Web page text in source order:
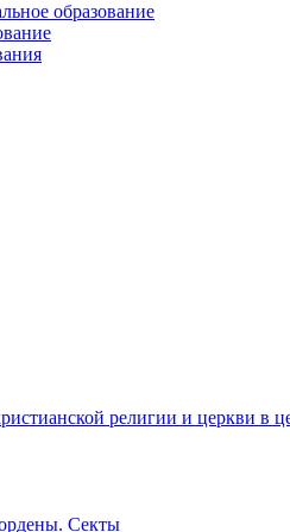
образование
религии и церкви в
Секты